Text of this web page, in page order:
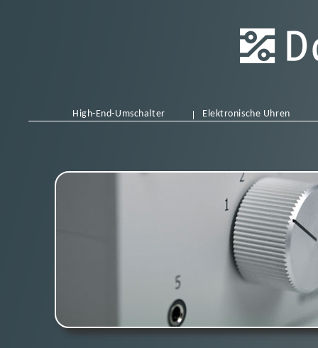
High-End-Umschalter Elektronische Uhren